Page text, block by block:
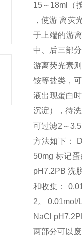
15～18ml（
，使游 离荧
于上端的游
中、后三部
游离荧光素
铵等盐类，
液出现蛋白
沉淀），待
可过滤2～
方法如下：
50mg 标记
pH7.2PB 洗
和收集：
2。
NaCl
两部分可以